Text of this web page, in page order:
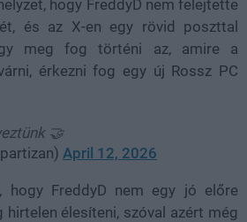
hogy FreddyD nem felejtette
és az X-en egy rövid poszttal
meg fog történi az, amire a
érkezni fog egy új Rossz PC
🤝
April 12, 2026
hogy FreddyD nem egy jó előre
élesíteni, szóval azért még